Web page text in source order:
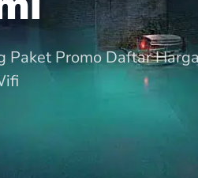
Paket Promo Daftar